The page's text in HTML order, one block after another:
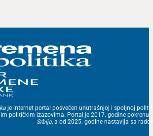
je internet portal posvećen unutrašnjoj i spoljnoj
političkim izazovima. Portal je 2017. godine
Srbija, a od 2025. godine nastavlja sa